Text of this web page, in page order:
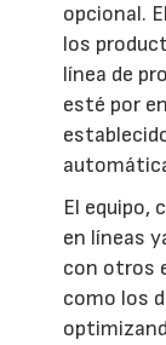
opcional.
los
línea de
esté por
El equipo,
en líneas
con otros
como los